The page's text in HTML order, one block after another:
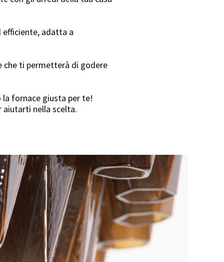
adatta a
ti permetterà di godere
fornace giusta per te!
nella scelta.